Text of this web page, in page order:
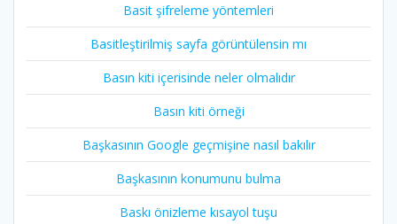
Basit şifreleme yöntemleri
Basitleştirilmiş sayfa görüntülensin mı
Basın kiti içerisinde neler olmalıdır
Basın kiti örneği
Başkasının Google geçmişine nasıl bakılır
Başkasının konumunu bulma
Baskı önizleme kısayol tuşu